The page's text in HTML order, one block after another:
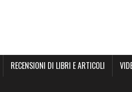
RECENSIONI DI LIBRI E ARTICOLI